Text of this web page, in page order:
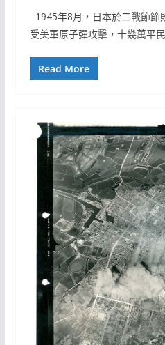
1945年8月，日本於二戰節節
受美軍原子彈攻擊，十幾萬平
Read More